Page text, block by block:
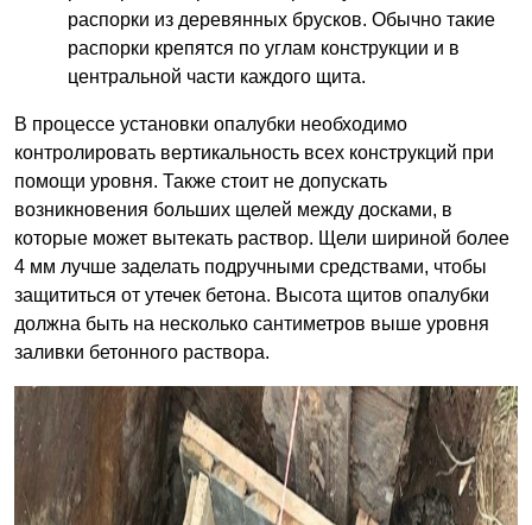
распорки из деревянных брусков. Обычно такие
распорки крепятся по углам конструкции и в
центральной части каждого щита.
В процессе установки опалубки необходимо
контролировать вертикальность всех конструкций при
помощи уровня. Также стоит не допускать
возникновения больших щелей между досками, в
которые может вытекать раствор. Щели шириной более
4 мм лучше заделать подручными средствами, чтобы
защититься от утечек бетона. Высота щитов опалубки
должна быть на несколько сантиметров выше уровня
заливки бетонного раствора.